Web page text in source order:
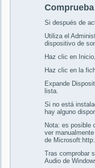
Si después de
Utiliza el
dispositivo de
Haz clic en
Haz clic en la
Expande
lista.
Si no está
hay alguno
Nota: es posible
ver
de
Tras comprobar
Audio de